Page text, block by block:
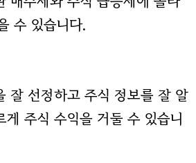
수 있습니다.
잘 선정하고 주식 정보를 잘 알
게 주식 수익을 거둘 수 있습니